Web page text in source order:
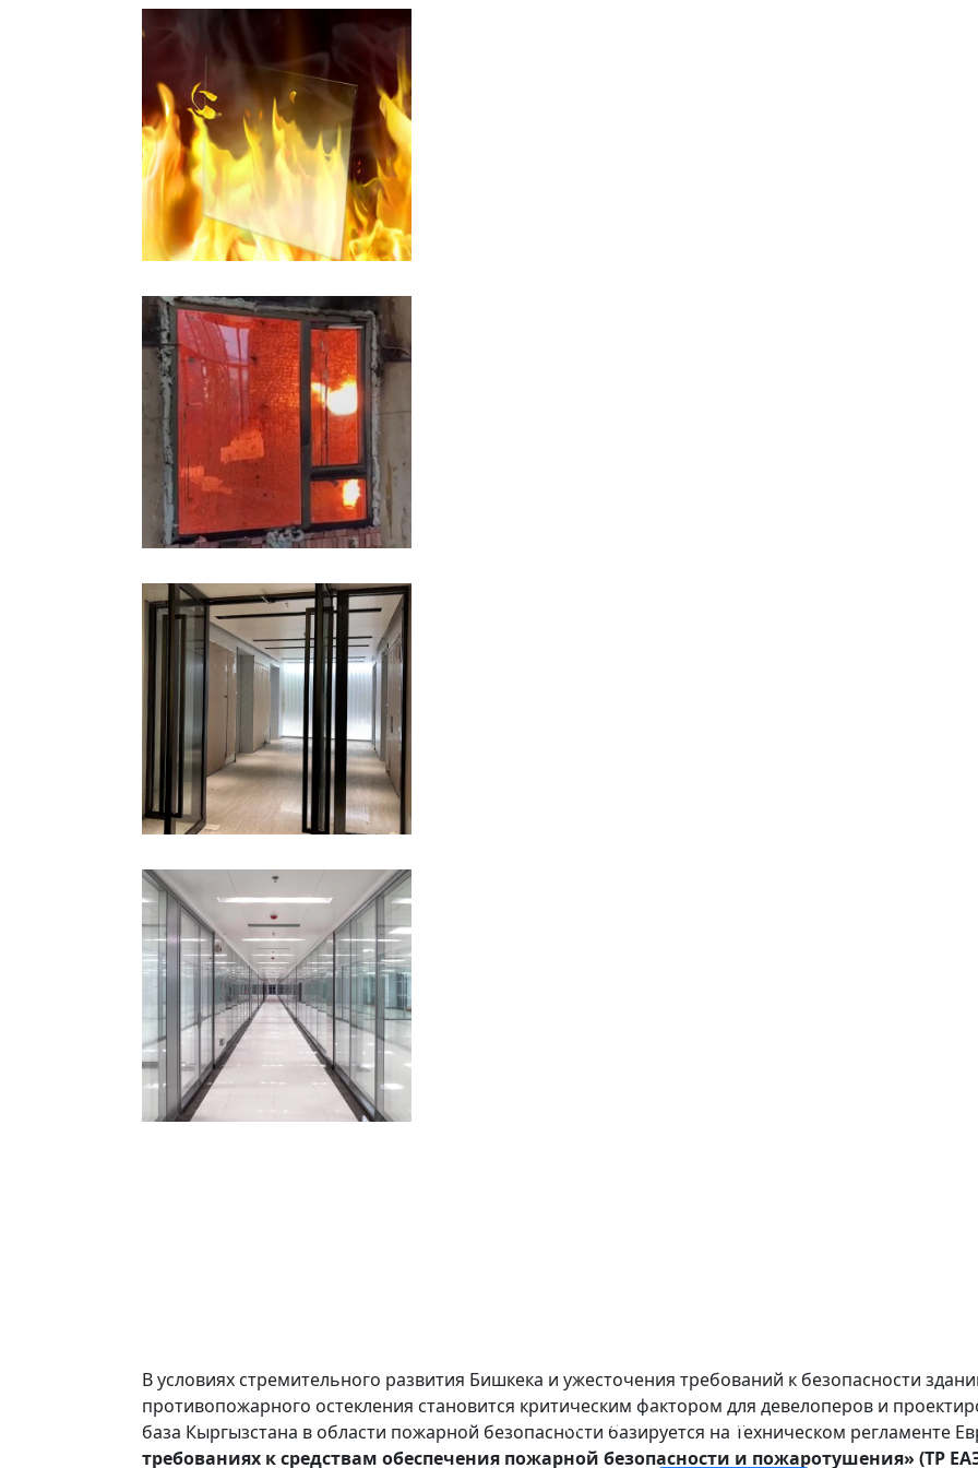
ОДНОСЛОЙНОЕ ОГНЕОПАСНОЕ СТЕКЛО
ДВУХСЛОЙНОЕ ОГНЕЖЕСТКОЕ СТЕКЛО
ПРОТИВОПОЖАРНОЕ СТЕКЛО ОКОН И ДВЕРЕЙ
ОГНЕОПАСНАЯ СТЕКЛЯННАЯ ПЕРЕГОРОДКА
В условиях стремительного развития Бишкека и ужесточения требований к безопасности
противопожарного остекления становится критическим фактором для девелоперов и
база Кыргызстана в области пожарной безопасности базируется на Техническом регламенте
требованиях к средствам обеспечения пожарной безопасности и пожаротушения» (ТР